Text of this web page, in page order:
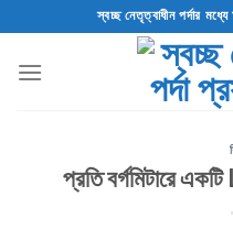
যাও
কন্টেন্ট
স্বচ্ছ নেতৃত্বাধীন পর্দার
প্রতি বর্গমিটারে